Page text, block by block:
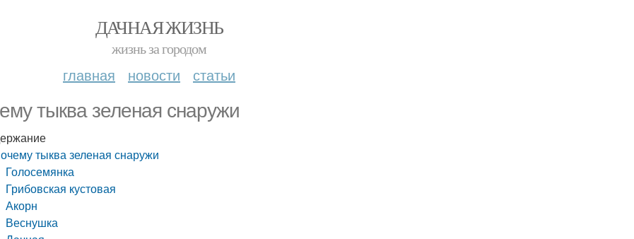
ДАЧНАЯ ЖИЗНЬ
жизнь за городом
главная новости статьи
тыква зеленая снаружи
тыква зеленая снаружи
Голосемянка
Грибовская кустовая
Акорн
Веснушка